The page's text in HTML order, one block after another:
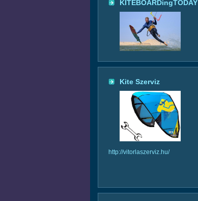
KITEBOARDingTODAY
Kite Szerviz
http://vitorlaszerviz.hu/